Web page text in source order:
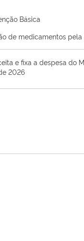
Básica
de medicamentos
e fixa a despesa do
2026